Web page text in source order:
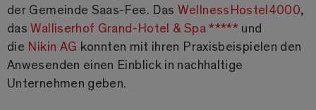
der Gemeinde Saas-Fee. Das WellnessHostel4000,
dasWalliserhof Grand-Hotel & Spa ***** und
die Nikin AG konnten mit ihren Praxisbeispielen den
Anwesenden einen Einblick in nachhaltige
Unternehmen geben.